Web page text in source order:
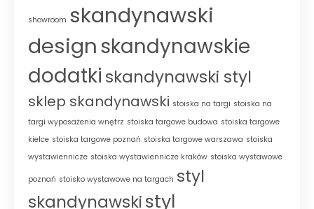
showroom skandynawski
designskandynawskie
dodatki skandynawski styl
sklep skandynawski stoiska na targi stoiska na
targi wyposażenia wnętrz stoiska targowe budowa stoiska targowe
kielce stoiska targowe poznań stoiska targowe warszawa stoiska
wystawiennicze stoiska wystawiennicze kraków stoiska wystawowe
poznań stoisko wystawowe na targach styl
skandynawskistyl